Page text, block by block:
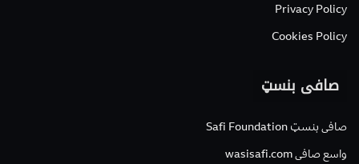
Privacy Policy
Cookies Policy
صافی بنسټ
صافی بنسټ Safi Foundation
واسع صافی wasisafi.com